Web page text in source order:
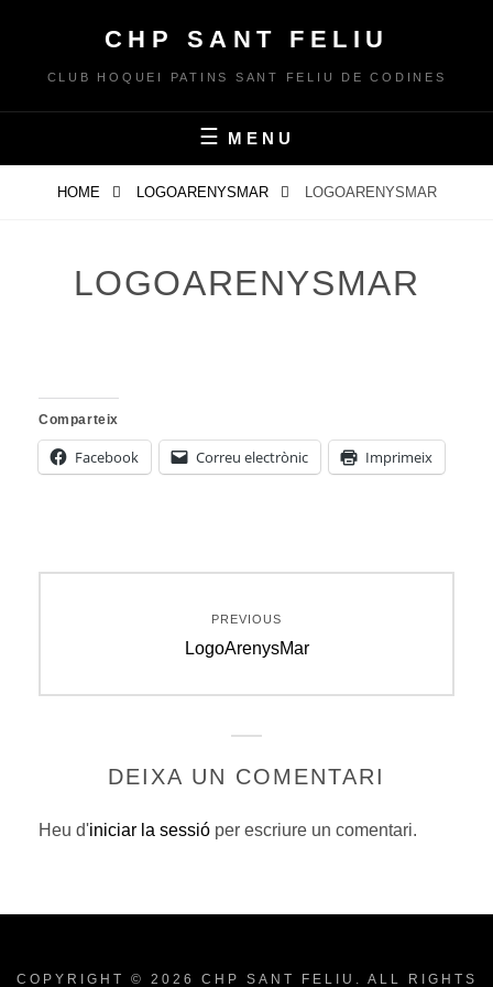
content
CHP SANT FELIU
CLUB HOQUEI PATINS SANT FELIU DE CODINES
MENU
HOME LOGOARENYSMAR LOGOARENYSMAR
LOGOARENYSMAR
Comparteix
Facebook Correu electrònic Imprimeix
PREVIOUS
Previous
LogoArenysMar
DEIXA UN COMENTARI
Heu d'iniciar la sessió per escriure un comentari.
COPYRIGHT © 2026 CHP SANT FELIU . ALL RIGHTS